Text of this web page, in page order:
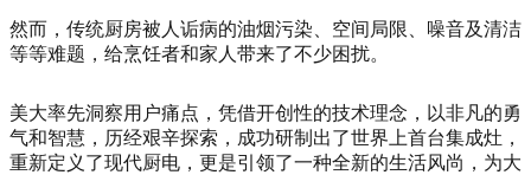
然而，传统厨房被人诟病的油烟污染、空间局限、噪音及清洁
等等难题，给烹饪者和家人带来了不少困扰。
美大率先洞察用户痛点，凭借开创性的技术理念，以非凡的勇
气和智慧，历经艰辛探索，成功研制出了世界上首台集成灶，
重新定义了现代厨电，更是引领了一种全新的生活风尚，为大